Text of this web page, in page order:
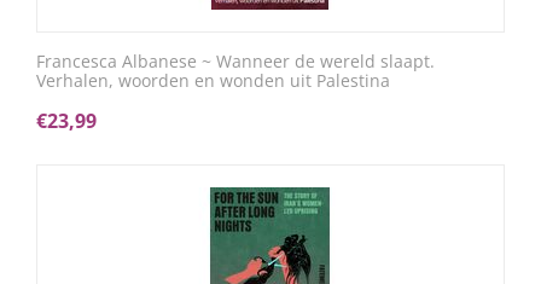
Francesca Albanese ~ Wanneer de wereld slaapt.
Verhalen, woorden en wonden uit Palestina
€23,99